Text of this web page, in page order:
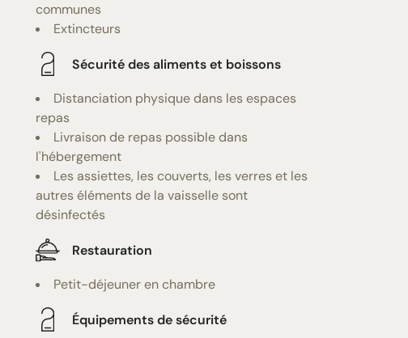
communes
Extincteurs
Sécurité des aliments et boissons
Distanciation physique dans les espaces
repas
Livraison de repas possible dans
l'hébergement
Les assiettes, les couverts, les verres et les
autres éléments de la vaisselle sont
désinfectés
Restauration
Petit-déjeuner en chambre
Équipements de sécurité